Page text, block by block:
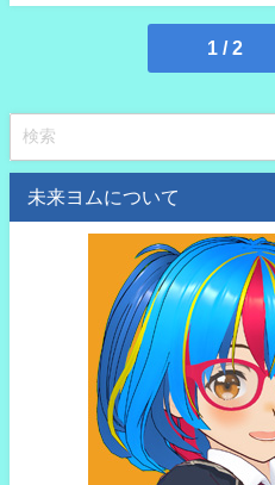
1 / 2
未来ヨムについて